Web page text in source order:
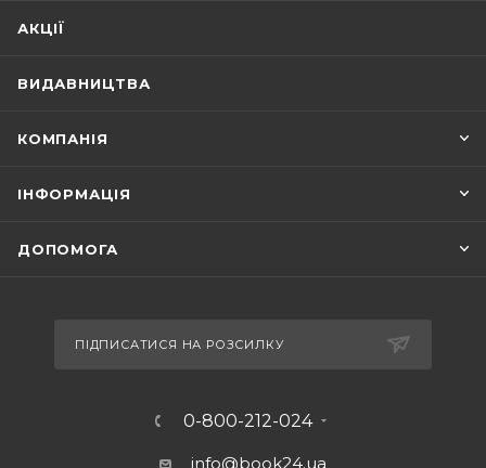
АКЦІЇ
ВИДАВНИЦТВА
КОМПАНІЯ
ІНФОРМАЦІЯ
ДОПОМОГА
ПІДПИСАТИСЯ НА РОЗСИЛКУ
0-800-212-024
info@book24.ua